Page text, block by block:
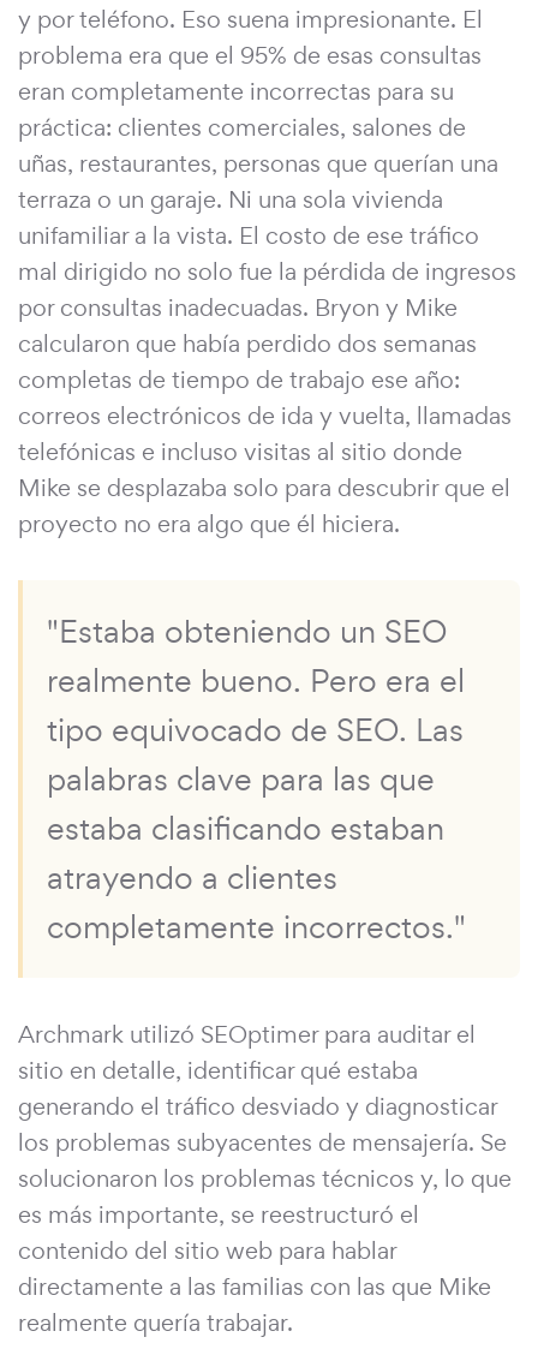
y por teléfono. Eso suena impresionante. El
problema era que el 95% de esas consultas
eran completamente incorrectas para su
práctica: clientes comerciales, salones de
uñas, restaurantes, personas que querían una
terraza o un garaje. Ni una sola vivienda
unifamiliar a la vista. El costo de ese tráfico
mal dirigido no solo fue la pérdida de ingresos
por consultas inadecuadas. Bryon y Mike
calcularon que había perdido dos semanas
completas de tiempo de trabajo ese año:
correos electrónicos de ida y vuelta, llamadas
telefónicas e incluso visitas al sitio donde
Mike se desplazaba solo para descubrir que el
proyecto no era algo que él hiciera.
"Estaba obteniendo un SEO
realmente bueno. Pero era el
tipo equivocado de SEO. Las
palabras clave para las que
estaba clasificando estaban
atrayendo a clientes
completamente incorrectos."
Archmark utilizó SEOptimer para auditar el
sitio en detalle, identificar qué estaba
generando el tráfico desviado y diagnosticar
los problemas subyacentes de mensajería. Se
solucionaron los problemas técnicos y, lo que
es más importante, se reestructuró el
contenido del sitio web para hablar
directamente a las familias con las que Mike
realmente quería trabajar.